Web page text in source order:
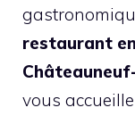
restaurant
vous